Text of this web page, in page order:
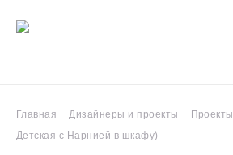
Главная Дизайнеры и проекты
Проекты
Детская с Нарнией в шкафу)